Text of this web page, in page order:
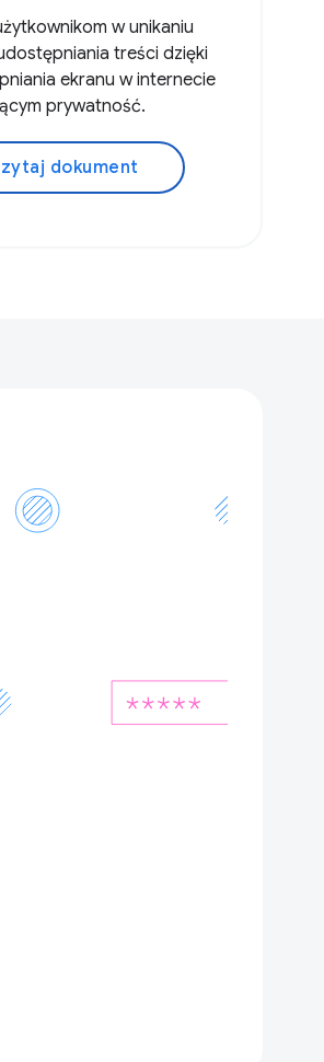
w unikaniu
treści dzięki
ekranu w internecie
prywatność.
dokument